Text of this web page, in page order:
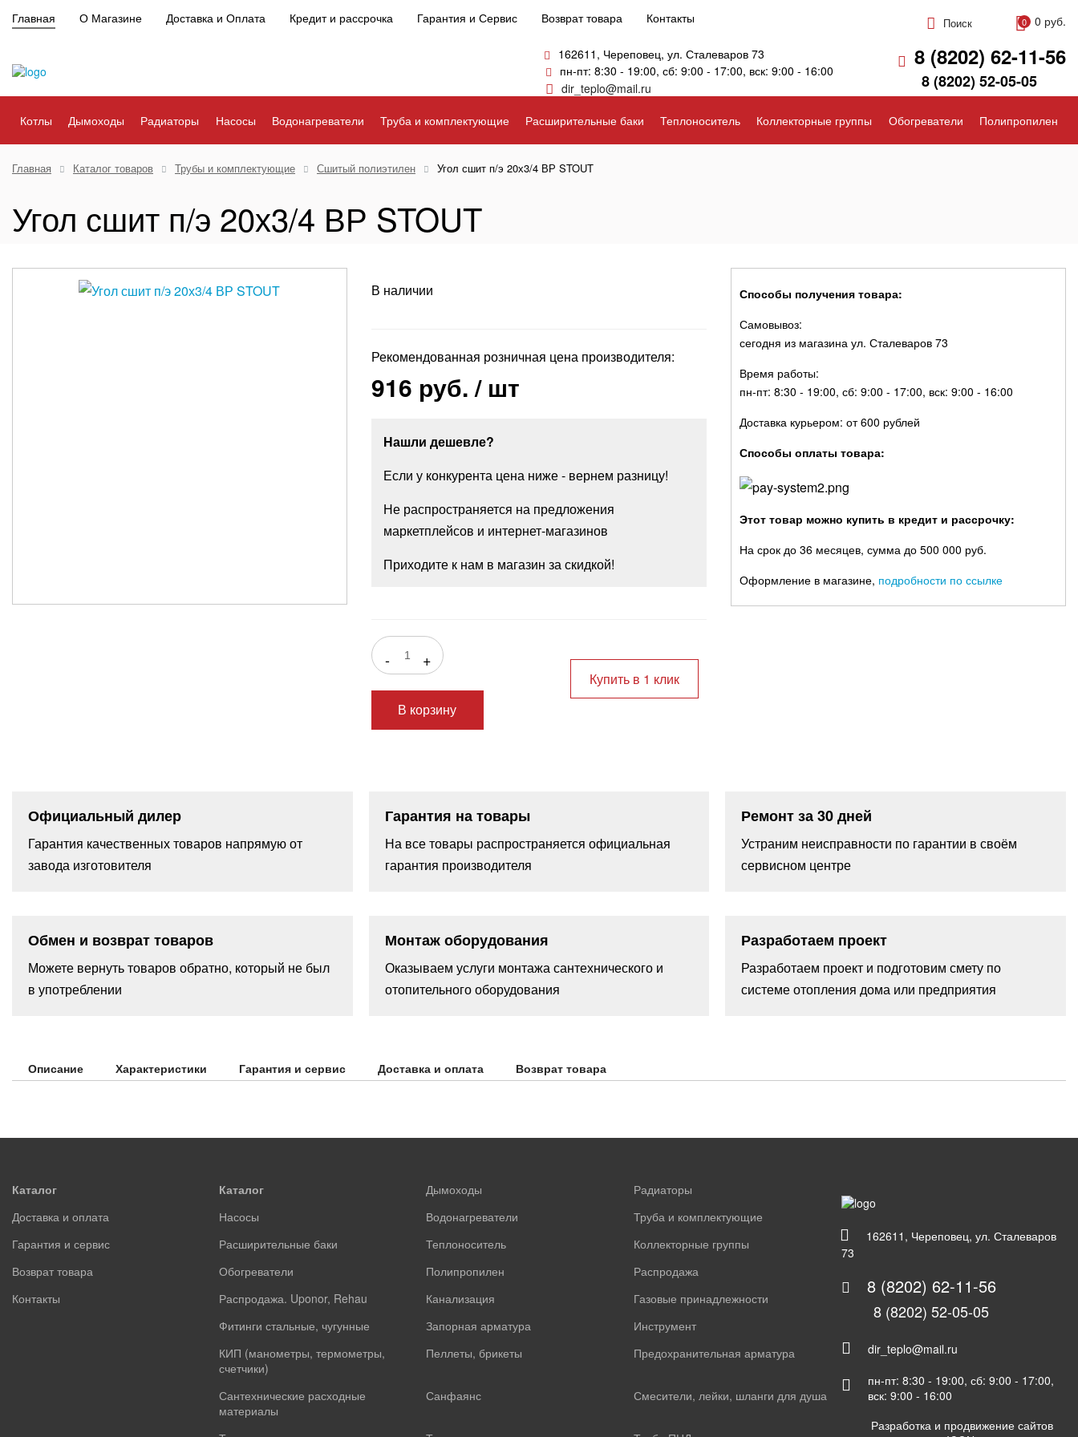
Главная О Магазине Доставка и Оплата Кредит и рассрочка Гарантия и Сервис Возврат товара Контакты Поиск 0 0 руб.
162611, Череповец, ул. Сталеваров 73
пн-пт: 8:30 - 19:00, сб: 9:00 - 17:00, вск: 9:00 - 16:00
dir_teplo@mail.ru
8 (8202) 62-11-56
8 (8202) 52-05-05
Котлы Дымоходы Радиаторы Насосы Водонагреватели Труба и комплектующие Расширительные баки Теплоноситель Коллекторные группы Обогреватели Полипропилен
Главная Каталог товаров Трубы и комплектующие Сшитый полиэтилен Угол сшит п/э 20х3/4 ВР STOUT
Угол сшит п/э 20х3/4 ВР STOUT
В наличии
Рекомендованная розничная цена производителя:
916 руб./ шт
Нашли дешевле?
Если у конкурента цена ниже - вернем разницу!
Не распространяется на предложения
маркетплейсов и интернет-магазинов
Приходите к нам в магазин за скидкой!
- +
В корзину
Купить в 1 клик
Способы получения товара:
Самовывоз:
сегодня из магазина ул. Сталеваров 73
Время работы:
пн-пт: 8:30 - 19:00, сб: 9:00 - 17:00, вск: 9:00 - 16:00
Доставка курьером: от 600 рублей
Способы оплаты товара:
Этот товар можно купить в кредит и рассрочку:
На срок до 36 месяцев, сумма до 500 000 руб.
Оформление в магазине, подробности по ссылке
Официальный дилер
Гарантия качественных товаров напрямую от
завода изготовителя
Гарантия на товары
На все товары распространяется официальная
гарантия производителя
Ремонт за 30 дней
Устраним неисправности по гарантии в своём
сервисном центре
Обмен и возврат товаров
Можете вернуть товаров обратно, который не был
в употреблении
Монтаж оборудования
Оказываем услуги монтажа сантехнического и
отопительного оборудования
Разработаем проект
Разработаем проект и подготовим смету по
системе отопления дома или предприятия
Описание Характеристики Гарантия и сервис Доставка и оплата Возврат товара
Каталог
Доставка и оплата
Гарантия и сервис
Возврат товара
Контакты
Каталог Дымоходы
Радиаторы
Насосы
Водонагреватели
Труба и комплектующие
Расширительные баки
Теплоноситель
Коллекторные группы
Обогреватели
Полипропилен
Распродажа
Распродажа. Uponor, Rehau
Канализация
Газовые принадлежности
Фитинги стальные, чугунные
Запорная арматура
Инструмент
КИП (манометры, термометры,
счетчики)
Пеллеты, брикеты Предохранительная арматура
Сантехнические расходные
материалы
Санфаянс Смесители, лейки, шланги для душа
162611, Череповец, ул. Сталеваров
73
8 (8202) 62-11-56
8 (8202) 52-05-05
dir_teplo@mail.ru
пн-пт: 8:30 - 19:00, сб: 9:00 - 17:00,
вск: 9:00 - 16:00
Разработка и продвижение сайтов